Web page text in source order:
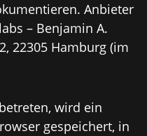
Anbieter
– Benjamin A.
22305 Hamburg (im
wird ein
gespeichert, in